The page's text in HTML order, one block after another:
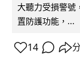
大聽力受損警號
置防護功能，...
14